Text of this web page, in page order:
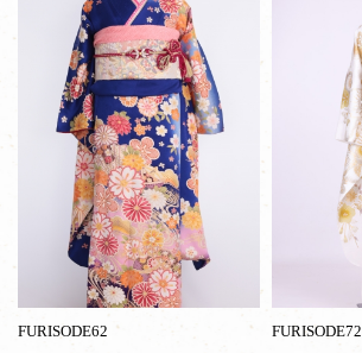
FURISODE62 FURISODE72